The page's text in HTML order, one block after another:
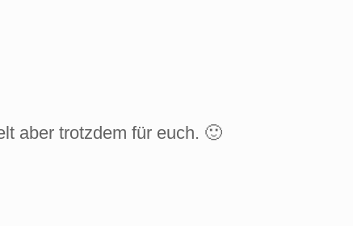
aber trotzdem für euch. 🙂